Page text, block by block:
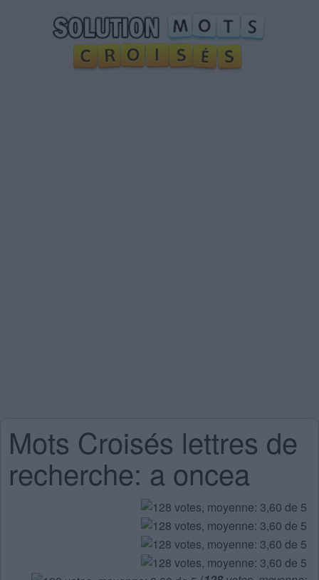
Mots Croisés lettres de
recherche: a oncea